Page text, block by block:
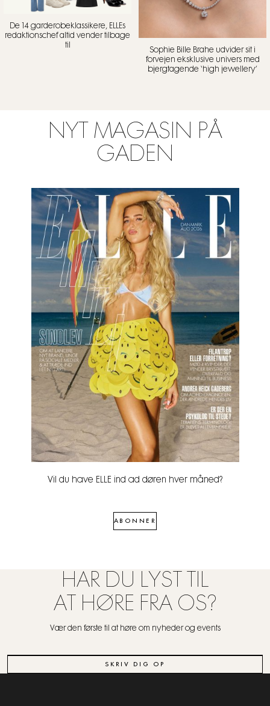
De 14 garderobeklassikere, ELLEs
redaktionschef altid vender tilbage
til
Sophie Bille Brahe udvider sit i
forvejen eksklusive univers med
bjergtagende ‘high jewellery’
NYT MAGASIN PÅ
GADEN
Vil du have ELLE ind ad døren hver måned?
ABONNER
HAR DU LYST TIL
AT HØRE FRA OS?
Vær den første til at høre om nyheder og events
SKRIV DIG OP